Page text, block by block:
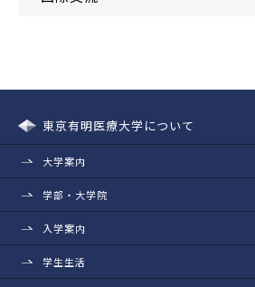
東京有明医療大学について
大学案内
学部・大学院
入学案内
学生生活